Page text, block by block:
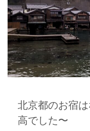
北京都のお宿
高でした〜